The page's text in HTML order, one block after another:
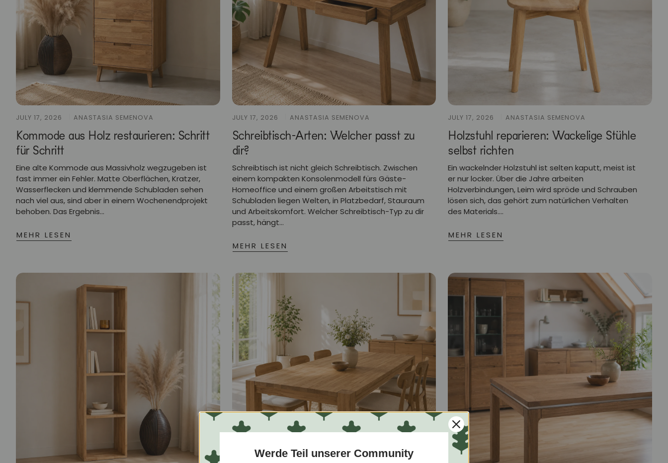
JULY 17, 2026 ANASTASIA SEMENOVA
Kommode aus Holz restaurieren: Schritt
für Schritt
Eine alte Kommode aus Massivholz wegzugeben ist
fast immer ein Fehler. Matte Oberflächen, Kratzer,
Wasserflecken und klemmende Schubladen sehen
nach viel aus, sind aber in einem Wochenendprojekt
behoben. Das Ergebnis...
MEHR LESEN
JULY 17, 2026 ANASTASIA SEMENOVA
Schreibtisch-Arten: Welcher passt zu
dir?
Schreibtisch ist nicht gleich Schreibtisch. Zwischen
einem kompakten Konsolenmodell fürs Gäste-
Homeoffice und einem großen Arbeitstisch mit
Schubladen liegen Welten, in Platzbedarf, Stauraum
und Arbeitskomfort. Welcher Schreibtisch-Typ zu dir
passt, hängt...
MEHR LESEN
JULY 17, 2026 ANASTASIA SEMENOVA
Holzstuhl reparieren: Wackelige Stühle
selbst richten
Ein wackelnder Holzstuhl ist selten kaputt, meist ist
er nur locker. Über die Jahre arbeiten
Holzverbindungen, Leim wird spröde und Schrauben
lösen sich, das gehört zum natürlichen Verhalten
des Materials....
MEHR LESEN
Werde Teil unserer Community